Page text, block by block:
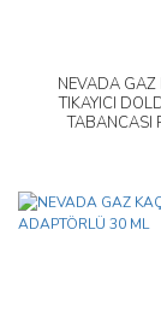
NEVADA GAZ
TIKAYICI
TABANCASI